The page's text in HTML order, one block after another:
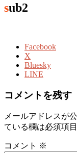
sub2
Facebook
X
Bluesky
LINE
コメントを残す
メールアドレスが
ている欄は必須項
コメント ※